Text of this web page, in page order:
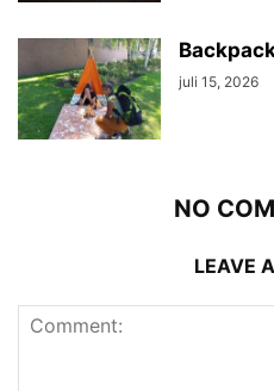
juli 15, 2026
NO
LEAVE